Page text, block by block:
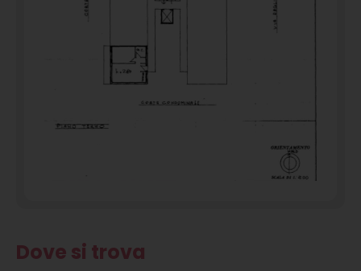
Dove si trova